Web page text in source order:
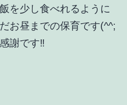
を少し食べれるように
お昼までの保育です(^^;
謝です‼